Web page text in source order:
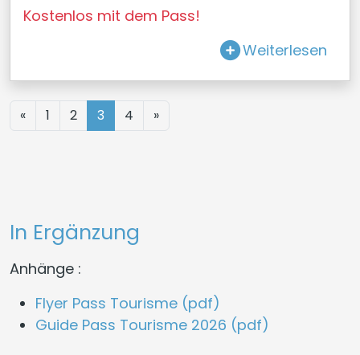
Kostenlos mit dem Pass!
Weiterlesen
« 1 2 3 4 »
In Ergänzung
Anhänge :
Flyer Pass Tourisme (pdf)
Guide Pass Tourisme 2026 (pdf)